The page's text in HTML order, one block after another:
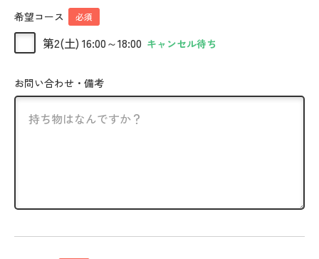
希望コース 必須
第2(土) 16:00～18:00 キャンセル待ち
お問い合わせ・備考